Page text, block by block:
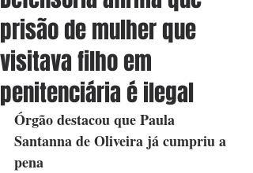
prisão de mulher que
visitava filho em
penitenciária é ilegal
Órgão destacou que Paula
Santanna de Oliveira já cumpriu a
pena